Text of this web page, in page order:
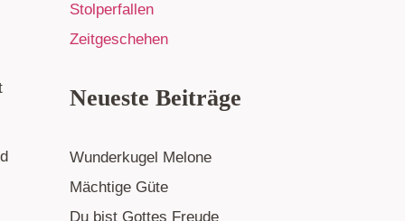
Stolperfallen
Zeitgeschehen
Neueste Beiträge
Wunderkugel Melone
Mächtige Güte
Du bist Gottes Freude